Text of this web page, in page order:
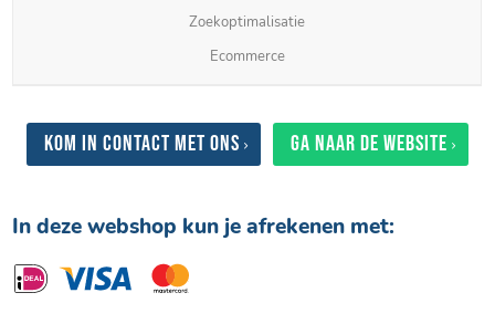
Zoekoptimalisatie
Ecommerce
Kom in contact met ons Ga naar de website
In deze webshop kun je afrekenen met: